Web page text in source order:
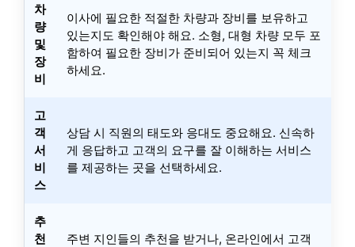
차
량
및
장
비
이사에 필요한 적절한 차량과 장비를 보유하고
있는지도 확인해야 해요. 소형, 대형 차량 모두 포
함하여 필요한 장비가 준비되어 있는지 꼭 체크
하세요.
고
객
서
비
스
상담 시 직원의 태도와 응대도 중요해요. 신속하
게 응답하고 고객의 요구를 잘 이해하는 서비스
를 제공하는 곳을 선택하세요.
추
천
주변 지인들의 추천을 받거나, 온라인에서 고객